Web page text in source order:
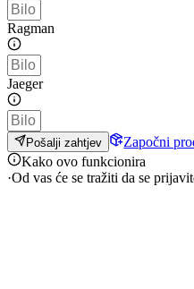
Ragman
Jaeger
Pošalji zahtjev
Započni
Kako ovo funkcionira
·Od vas će se tražiti da se